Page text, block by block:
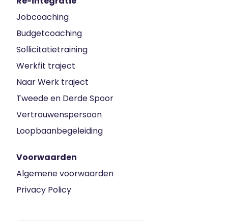
Jobcoaching
Budgetcoaching
Sollicitatietraining
Werkfit traject
Naar Werk traject
Tweede en Derde Spoor
Vertrouwenspersoon
Loopbaanbegeleiding
Voorwaarden
Algemene voorwaarden
Privacy Policy